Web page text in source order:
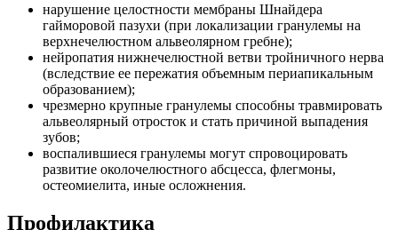
нарушение целостности мембраны Шнайдера
гайморовой пазухи (при локализации гранулемы на
верхнечелюстном альвеолярном гребне);
нейропатия нижнечелюстной ветви тройничного нерва
(вследствие ее пережатия объемным периапикальным
образованием);
чрезмерно крупные гранулемы способны травмировать
альвеолярный отросток и стать причиной выпадения
зубов;
воспалившиеся гранулемы могут спровоцировать
развитие околочелюстного абсцесса, флегмоны,
остеомиелита, иные осложнения.
Профилактика